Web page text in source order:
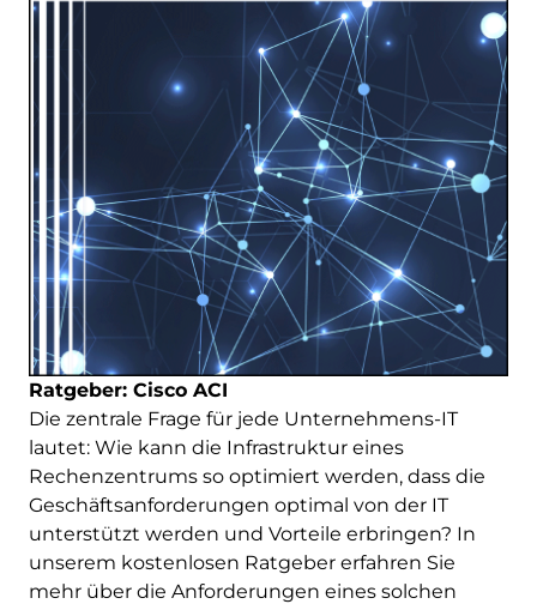
Ratgeber: Cisco ACI
Die zentrale Frage für jede Unternehmens-IT
lautet: Wie kann die Infrastruktur eines
Rechenzentrums so optimiert werden, dass die
Geschäftsanforderungen optimal von der IT
unterstützt werden und Vorteile erbringen? In
unserem kostenlosen Ratgeber erfahren Sie
mehr über die Anforderungen eines solchen